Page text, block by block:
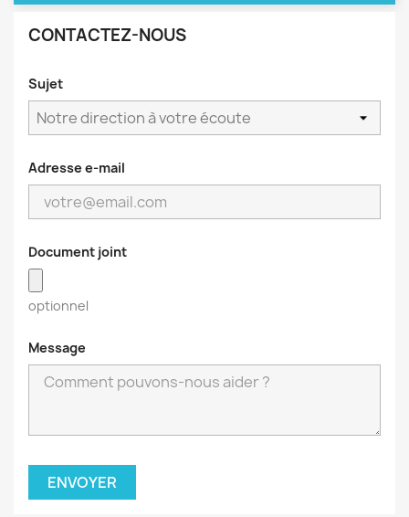
CONTACTEZ-NOUS
Sujet
Adresse e-mail
Document joint
optionnel
Message